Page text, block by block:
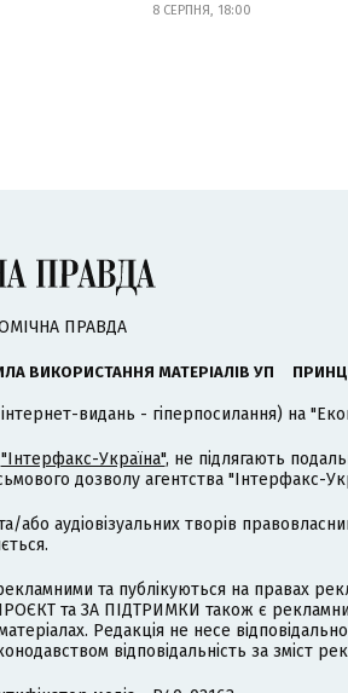
8 СЕРПНЯ, 18:00
ПРАВДА
ВИКОРИСТАННЯ МАТЕРІАЛІВ УП
видань - гіперпосилання) на
"Інтерфакс-Україна", не підлягають
дозволу агентства "Інтерфакс-
або аудіовізуальних творів
та публікуються на правах
та ЗА ПІДТРИМКИ також є
Редакція не несе
відповідальність за зміст